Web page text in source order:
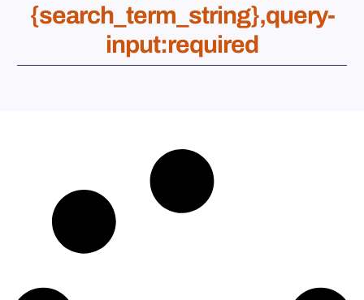
{search_term_string},query-
input:required